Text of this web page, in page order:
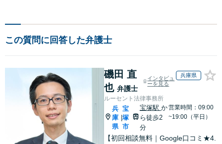
この質問に回答した弁護士
磯田 直
也 弁護士
インタビュ
ーを見る
兵庫県
ルーセント法律事務所
兵
庫
県
|
宝
塚
市
宝塚駅 か
ら徒歩2
分
営業時間：09:00
~19:00（平日）
【初回相談無料｜Google口コミ★4.